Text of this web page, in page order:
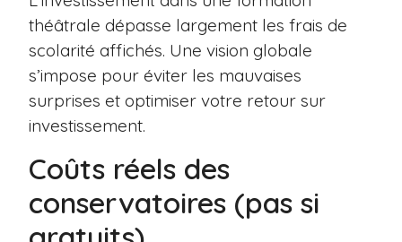
théâtrale dépasse largement les frais de
scolarité affichés. Une vision globale
s’impose pour éviter les mauvaises
surprises et optimiser votre retour sur
investissement.
Coûts réels des
conservatoires (pas si